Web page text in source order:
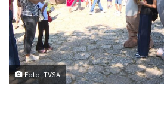
Foto: TVSA